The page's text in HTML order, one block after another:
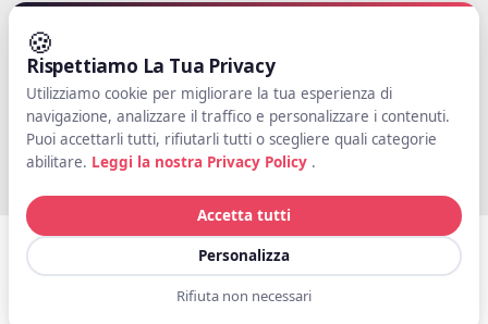
🍪
Rispettiamo La Tua Privacy
Utilizziamo cookie per migliorare la tua esperienza di
navigazione, analizzare il traffico e personalizzare i contenuti.
Puoi accettarli tutti, rifiutarli tutti o scegliere quali categorie
abilitare. Leggi la nostra Privacy Policy .
Accetta tutti
Personalizza
Rifiuta non necessari
Newsletter
Iscriviti per rimanere aggiornato su novità e promozioni
Iscriviti
Copyright © Il Pungiglione. Partita IVA: 01004970453 Tutti i diritti
riservati. Powered by